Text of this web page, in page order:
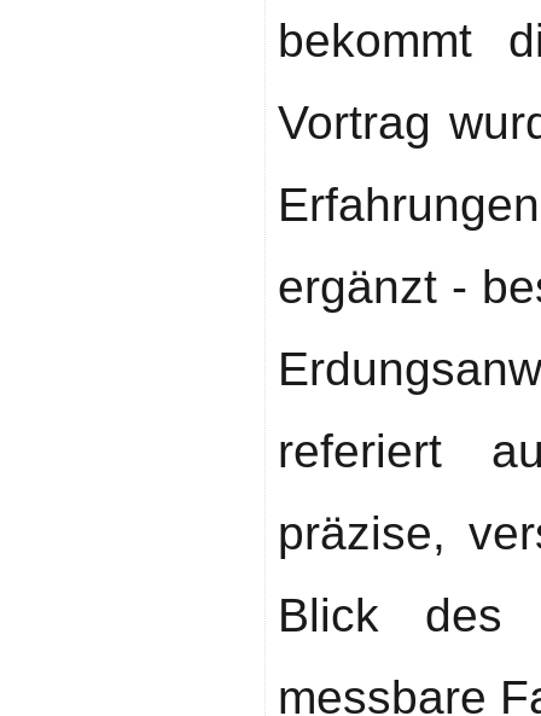
bekommt
Vortrag
ergänzt -
referiert
präzise,
Blick des
messbare